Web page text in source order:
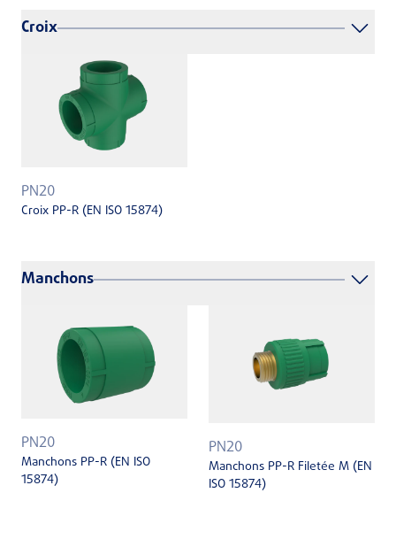
Croix
PN20
Croix PP-R (EN ISO 15874)
Manchons
PN20
Manchons PP-R (EN ISO
15874)
PN20
Manchons PP-R Filetée M (EN
ISO 15874)